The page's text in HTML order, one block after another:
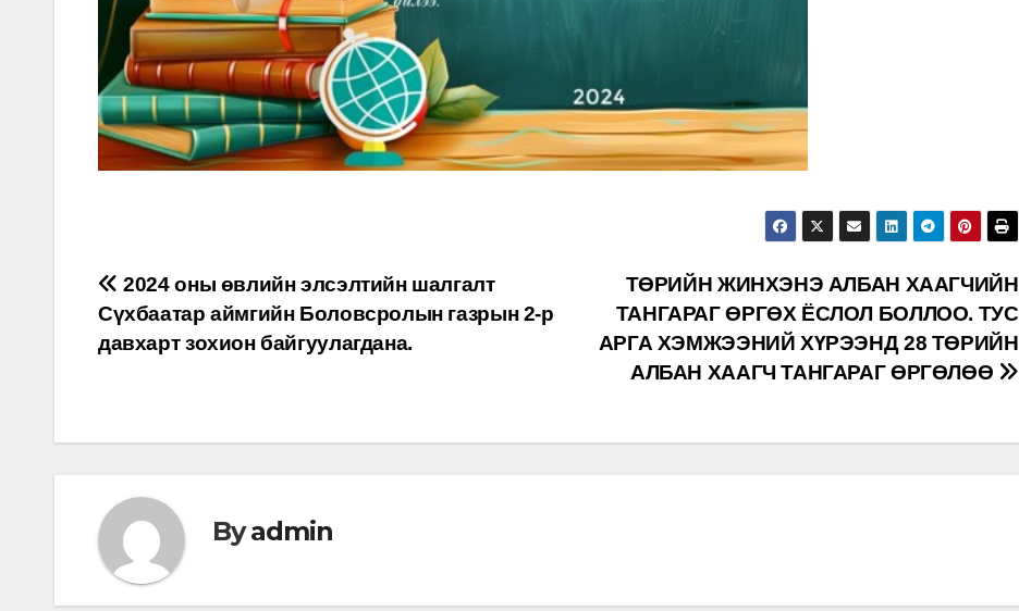
Post
navigation
ТӨРИЙН ЖИНХЭНЭ АЛБАН ХААГЧИЙН
ТАНГАРАГ ӨРГӨХ ЁСЛОЛ БОЛЛОО. ТУС
АРГА ХЭМЖЭЭНИЙ ХҮРЭЭНД 28 ТӨРИЙН
АЛБАН ХААГЧ ТАНГАРАГ ӨРГӨЛӨӨ
2024 оны өвлийн элсэлтийн шалгалт
Сүхбаатар аймгийн Боловсролын газрын 2-р
давхарт зохион байгуулагдана.
Byadmin